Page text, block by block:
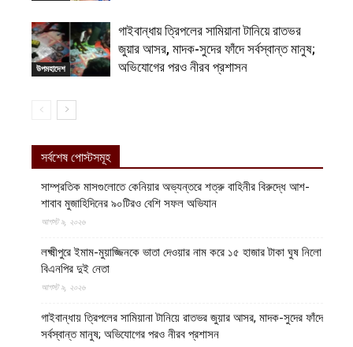
উপমহাদেশ
গাইবান্ধায় ত্রিপলের সামিয়ানা টানিয়ে রাতভর
জুয়ার আসর, মাদক-সুদের ফাঁদে সর্বস্বান্ত মানুষ;
অভিযোগের পরও নীরব প্রশাসন
সর্বশেষ পোস্টসমূহ
সাম্প্রতিক মাসগুলোতে কেনিয়ার অভ্যন্তরে শত্রু বাহিনীর বিরুদ্ধে আশ-
শাবাব মুজাহিদিনের ৯০টিরও বেশি সফল অভিযান
আগস্ট ৯, ২০২৬
লক্ষ্মীপুরে ইমাম-মুয়াজ্জিনকে ভাতা দেওয়ার নাম করে ১৫ হাজার টাকা ঘুষ নিলো
বিএনপির দুই নেতা
আগস্ট ৯, ২০২৬
গাইবান্ধায় ত্রিপলের সামিয়ানা টানিয়ে রাতভর জুয়ার আসর, মাদক-সুদের ফাঁদে
সর্বস্বান্ত মানুষ; অভিযোগের পরও নীরব প্রশাসন